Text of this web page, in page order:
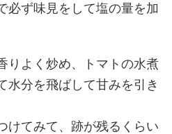
必ず味見をして塩の量を加
りよく炒め、トマトの水煮
水分を飛ばして甘みを引き
けてみて、跡が残るくらい